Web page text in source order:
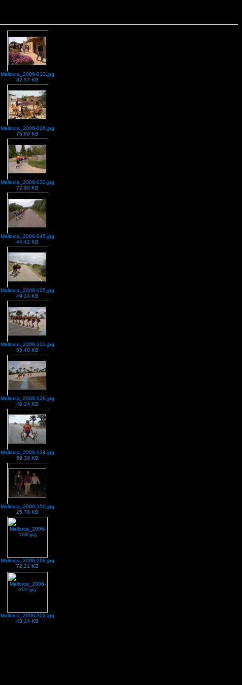
Mallorca_2006-013.jpg
82.57 KB
Mallorca_2006-026.jpg
75.69 KB
Mallorca_2006-032.jpg
72.90 KB
Mallorca_2006-045.jpg
44.42 KB
Mallorca_2006-105.jpg
49.14 KB
Mallorca_2006-121.jpg
55.40 KB
Mallorca_2006-128.jpg
46.24 KB
Mallorca_2006-134.jpg
59.38 KB
Mallorca_2006-150.jpg
25.78 KB
Mallorca_2006-168.jpg
72.21 KB
Mallorca_2006-302.jpg
43.14 KB